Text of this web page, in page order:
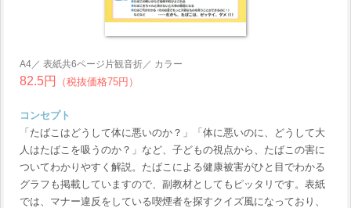
A4／ 表紙共6ページ片観音折／ カラー
82.5円 （税抜価格75円）
コンセプト
「たばこはどうして体に悪いのか？」「体に悪いのに、どうして大
人はたばこを吸うのか？」など、子どもの視点から、たばこの害に
ついてわかりやすく解説。たばこによる健康被害がひと目でわかる
グラフも掲載していますので、副教材としてもピッタリです。表紙
では、マナー違反をしている喫煙者を探すクイズ風になっており、